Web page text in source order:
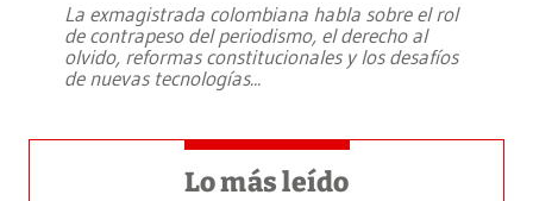
La exmagistrada colombiana habla sobre el rol
de contrapeso del periodismo, el derecho al
olvido, reformas constitucionales y los desafíos
de nuevas tecnologías...
Lo más leído